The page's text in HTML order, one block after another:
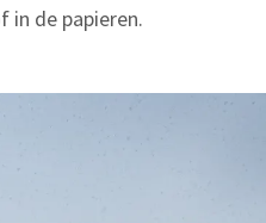
in de papieren.